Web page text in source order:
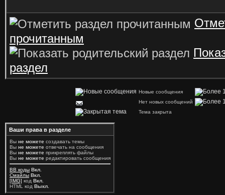
прочитанным
раздел
Новые сообщения
Нет новых сообщений
Тема закрыта
Ваши права в разделе
Вы не можете создавать темы
Вы не можете отвечать на сообщения
Вы не можете прикреплять файлы
Вы не можете редактировать сообщения
BB коды Вкл.
Смайлы Вкл.
[IMG] код Вкл.
HTML код Выкл.